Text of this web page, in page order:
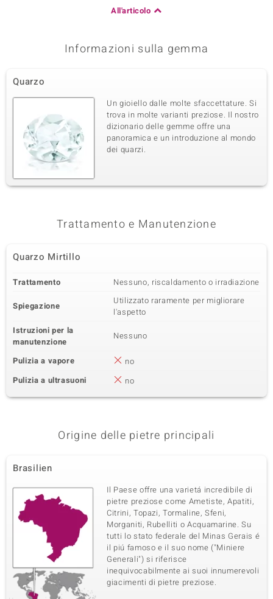
All'articolo
Informazioni sulla gemma
Quarzo
Un gioiello dalle molte sfaccettature. Si
trova in molte varianti preziose. Il nostro
dizionario delle gemme offre una
panoramica e un introduzione al mondo
dei quarzi.
Trattamento e Manutenzione
Quarzo Mirtillo
Trattamento Nessuno, riscaldamento o irradiazione
Spiegazione
Utilizzato raramente per migliorare
l'aspetto
Istruzioni per la
manutenzione
Nessuno
Pulizia a vapore
no
Pulizia a ultrasuoni
no
Origine delle pietre principali
Brasilien
Il Paese offre una varietá incredibile di
pietre preziose come Ametiste, Apatiti,
Citrini, Topazi, Tormaline, Sfeni,
Morganiti, Rubelliti o Acquamarine. Su
tutti lo stato federale del Minas Gerais é
il piú famoso e il suo nome ("Miniere
Generali") si riferisce
inequivocabilmente ai suoi innumerevoli
giacimenti di pietre preziose.